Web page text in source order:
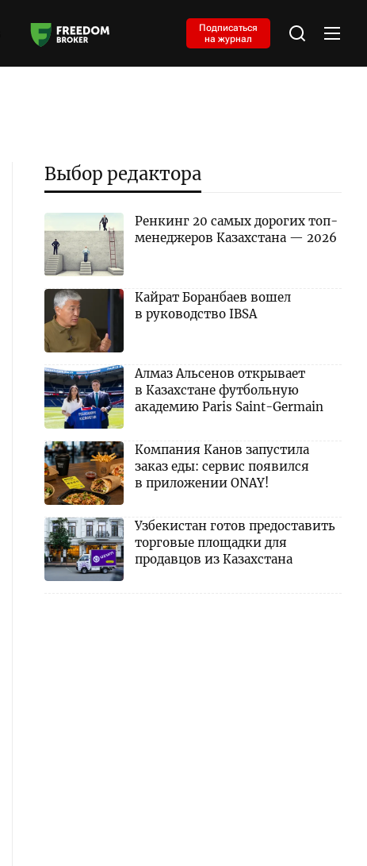
Подписаться
на журнал
Выбор редактора
Ренкинг 20 самых дорогих топ-
менеджеров Казахстана — 2026
Кайрат Боранбаев вошел
в руководство IBSA
Алмаз Альсенов открывает
в Казахстане футбольную
академию Paris Saint-Germain
Компания Канов запустила
заказ еды: сервис появился
в приложении ONAY!
Узбекистан готов предоставить
торговые площадки для
продавцов из Казахстана